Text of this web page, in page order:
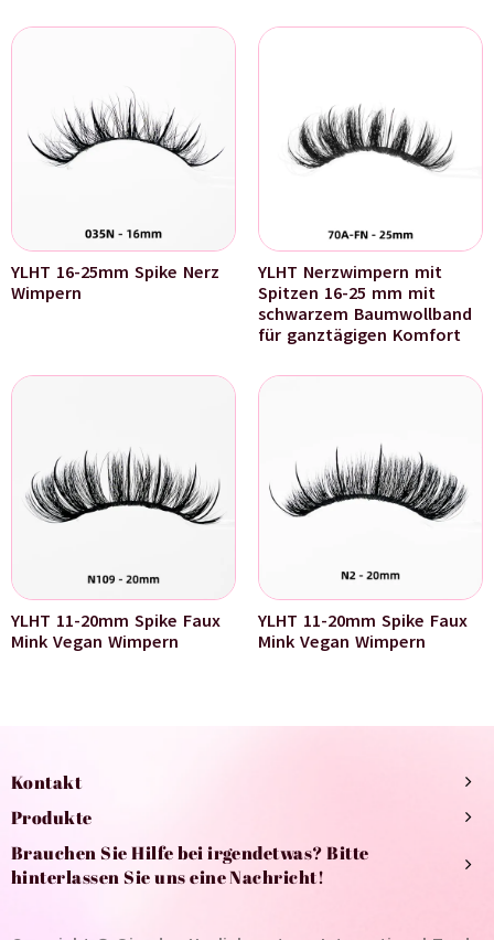
YLHT 16-25mm Spike Nerz
Wimpern
YLHT Nerzwimpern mit
Spitzen 16-25 mm mit
schwarzem Baumwollband
für ganztägigen Komfort
YLHT 11-20mm Spike Faux
Mink Vegan Wimpern
YLHT 11-20mm Spike Faux
Mink Vegan Wimpern
Kontakt
Produkte
Brauchen Sie Hilfe bei irgendetwas? Bitte
hinterlassen Sie uns eine Nachricht!